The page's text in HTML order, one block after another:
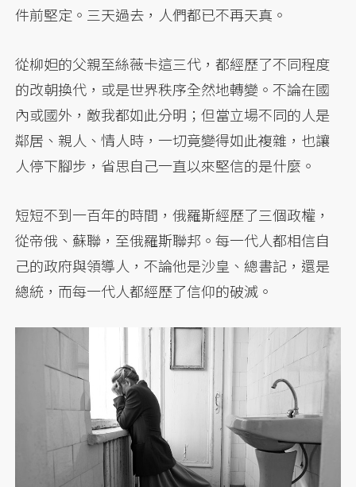
件前堅定。三天過去，人們都已不再天真。
從柳妲的父親至絲薇卡這三代，都經歷了不同程度
的改朝換代，或是世界秩序全然地轉變。不論在國
內或國外，敵我都如此分明；但當立場不同的人是
鄰居、親人、情人時，一切竟變得如此複雜，也讓
人停下腳步，省思自己一直以來堅信的是什麼。
短短不到一百年的時間，俄羅斯經歷了三個政權，
從帝俄、蘇聯，至俄羅斯聯邦。每一代人都相信自
己的政府與領導人，不論他是沙皇、總書記，還是
總統，而每一代人都經歷了信仰的破滅。